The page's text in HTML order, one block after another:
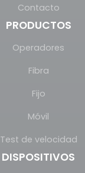
Contacto
PRODUCTOS
Operadores
Fibra
Fijo
Móvil
Test de velocidad
DISPOSITIVOS